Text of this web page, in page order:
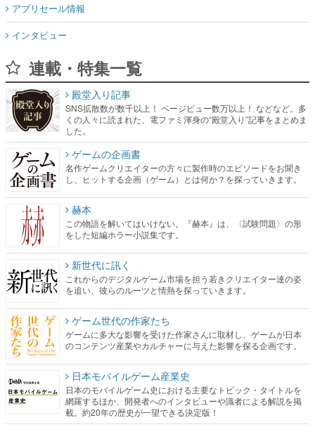
アプリセール情報
インタビュー
連載・特集一覧
殿堂入り記事
SNS拡散数が数千以上！ ページビュー数万以上！ などなど。多
くの人々に読まれた、電ファミ渾身の“殿堂入り”記事をまとめま
した。
ゲームの企画書
名作ゲームクリエイターの方々に製作時のエピソードをお聞き
し、ヒットする企画（ゲーム）とは何か？を探っていきます。
赫本
この物語を解いてはいけない。『赫本』は、〈試験問題〉の形
をした短編ホラー小説集です。
新世代に訊く
これからのデジタルゲーム市場を担う若きクリエイター達の姿
を追い、彼らのルーツと情熱を探っていきます。
ゲーム世代の作家たち
ゲームに多大な影響を受けた作家さんに取材し、ゲームが日本
のコンテンツ産業やカルチャーに与えた影響を探る企画です。
日本モバイルゲーム産業史
日本のモバイルゲーム史における主要なトピック・タイトルを
網羅するほか、開発者へのインタビューや識者による解説を掲
載。約20年の歴史が一望できる決定版！